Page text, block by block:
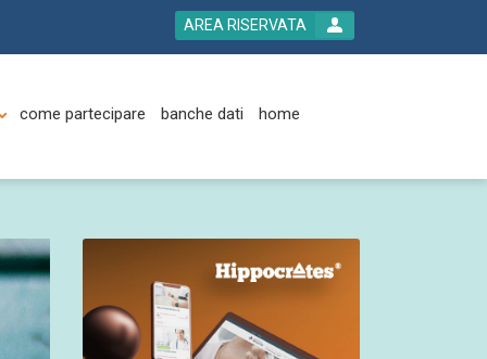
AREA RISERVATA
come partecipare banche dati home